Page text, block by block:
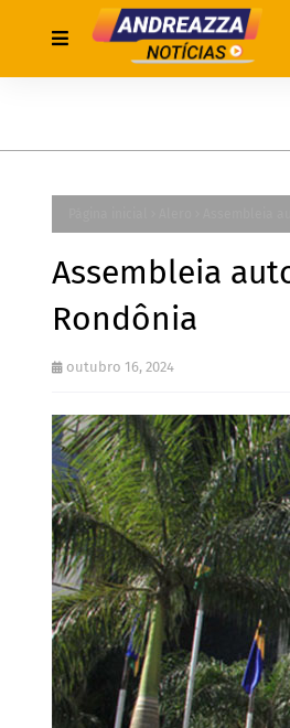
Assembleia
Rondônia
outubro 16, 2024